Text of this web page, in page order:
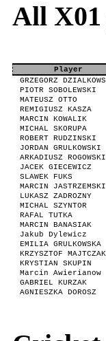
All X01
Player
GRZEGORZ
PIOTR SOBOLEWSKI
MATEUSZ OTTO
REMIGIUSZ KASZA
MARCIN KOWALIK
MICHAL SKORUPA
ROBERT RUDZINSKI
JORDAN GRULKOWSKI
ARKADIUSZ ROGOWSKI
JACEK GIECEWICZ
SLAWEK FUKS
MARCIN JASTRZEMSKI
LUKASZ ZADROZNY
MICHAL SZYNTOR
RAFAL TUTKA
MARCIN BANASIAK
Jakub Dylewicz
EMILIA GRULKOWSKA
KRZYSZTOF MAJTCZAK
KRYSTIAN SKUPIN
Marcin Awierianow
GABRIEL KURZAK
AGNIESZKA DOROSZ